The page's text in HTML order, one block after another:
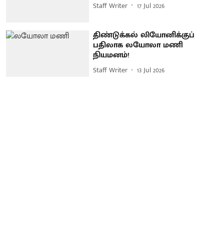
Staff Writer 17 Jul 2026
திண்டுக்கல் லியோனிக்குப்
பதிலாக லயோலா மணி
நியமனம்!
Staff Writer 13 Jul 2026